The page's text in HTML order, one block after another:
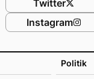
Politik
Twitter
Instagram